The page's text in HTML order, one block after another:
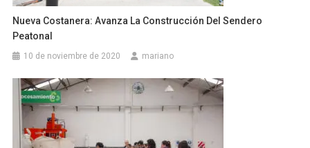
Nueva Costanera: Avanza La Construcción Del Sendero
Peatonal
10 de noviembre de 2020 mariano